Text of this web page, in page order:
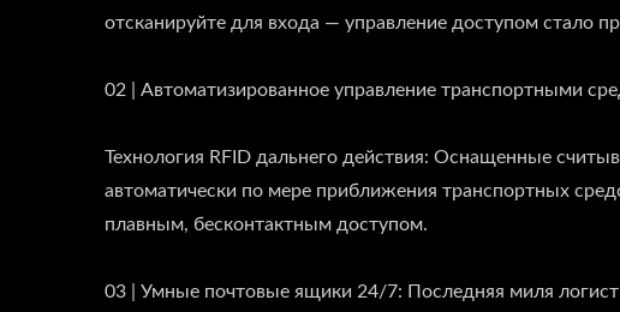
отсканируйте для входа — управление доступом стало
02 | Автоматизированное управление транспортными
Технология RFID дальнего действия: Оснащенные
автоматически по мере приближения транспортных
плавным, бесконтактным доступом.
03 | Умные почтовые ящики 24/7: Последняя миля